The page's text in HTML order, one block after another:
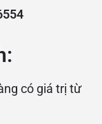
có giá trị từ